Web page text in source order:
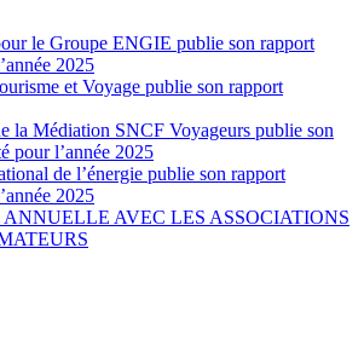
le Groupe ENGIE publie son rapport
2025
et Voyage publie son rapport
la Médiation SNCF Voyageurs publie son
pour l’année 2025
de l’énergie publie son rapport
2025
AVEC LES ASSOCIATIONS